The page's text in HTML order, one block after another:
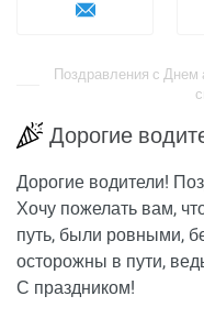
Поздравления с Днем
Дорогие
Дорогие водители!
Хочу пожелать вам,
путь, были ровными,
осторожны в пути,
С праздником!